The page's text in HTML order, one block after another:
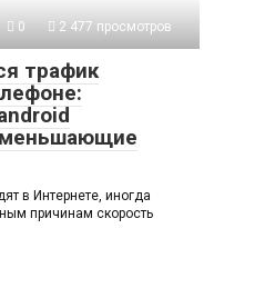
0 2 477 просмотров
трафик
в Интернете, иногда
причинам скорость